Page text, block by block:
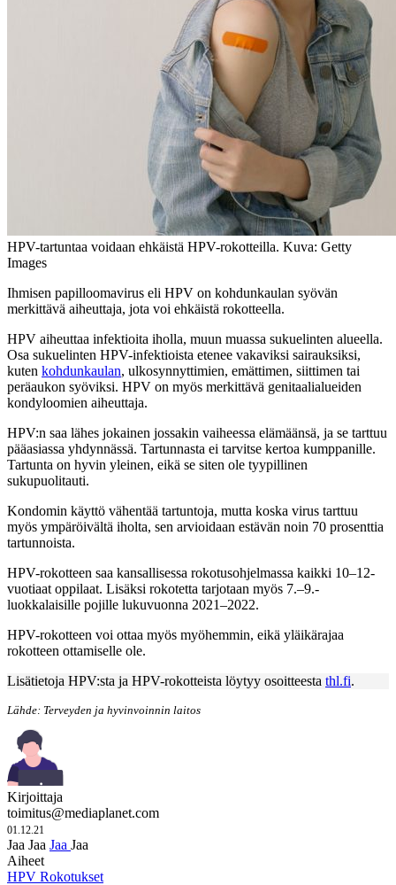
HPV-tartuntaa voidaan ehkäistä HPV-rokotteilla. Kuva: Getty
Images
Ihmisen papilloomavirus eli HPV on kohdunkaulan syövän
merkittävä aiheuttaja, jota voi ehkäistä rokotteella.
HPV aiheuttaa infektioita iholla, muun muassa sukuelinten alueella.
Osa sukuelinten HPV-infektioista etenee vakaviksi sairauksiksi,
kuten kohdunkaulan, ulkosynnyttimien, emättimen, siittimen tai
peräaukon syöviksi. HPV on myös merkittävä genitaalialueiden
kondyloomien aiheuttaja.
HPV:n saa lähes jokainen jossakin vaiheessa elämäänsä, ja se tarttuu
pääasiassa yhdynnässä. Tartunnasta ei tarvitse kertoa kumppanille.
Tartunta on hyvin yleinen, eikä se siten ole tyypillinen
sukupuolitauti.
Kondomin käyttö vähentää tartuntoja, mutta koska virus tarttuu
myös ympäröivältä iholta, sen arvioidaan estävän noin 70 prosenttia
tartunnoista.
HPV-rokotteen saa kansallisessa rokotusohjelmassa kaikki 10–12-
vuotiaat oppilaat. Lisäksi rokotetta tarjotaan myös 7.–9.-
luokkalaisille pojille lukuvuonna 2021–2022.
HPV-rokotteen voi ottaa myös myöhemmin, eikä yläikärajaa
rokotteen ottamiselle ole.
Lisätietoja HPV:sta ja HPV-rokotteista löytyy osoitteesta thl.fi.
Lähde: Terveyden ja hyvinvoinnin laitos
Kirjoittaja
toimitus@mediaplanet.com
01.12.21
Jaa Jaa Jaa Jaa
Aiheet
HPV Rokotukset